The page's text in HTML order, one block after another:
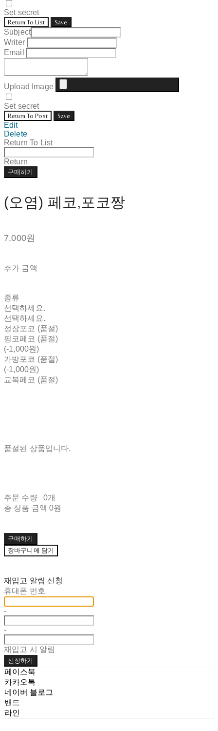
Set secret
Return To List Save
Subject
Writer
Email
Upload Image
Set secret
Return To Post Save
Edit
Delete
Return To List
Return
구매하기
(오염) 페코,포코짱
7,000원
추가 금액
종류
선택하세요.
선택하세요.
정장포코 (품절)
핑코페코 (품절)
(-1,000원)
가방포코 (품절)
(-1,000원)
교복페코 (품절)
품절된 상품입니다.
주문 수량
0개
총 상품 금액 0원
구매하기
장바구니에 담기
재입고 알림 신청
휴대폰 번호
-
-
재입고 시 알림
신청하기
페이스북
카카오톡
네이버 블로그
밴드
라인